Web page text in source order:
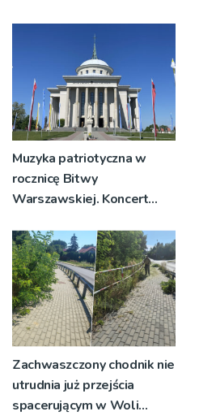
Muzyka patriotyczna w
rocznicę Bitwy
Warszawskiej. Koncert
Zachwaszczony chodnik nie
utrudnia już przejścia
spacerującym w Woli